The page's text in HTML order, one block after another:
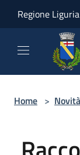
Regione Liguria
Home > Novità